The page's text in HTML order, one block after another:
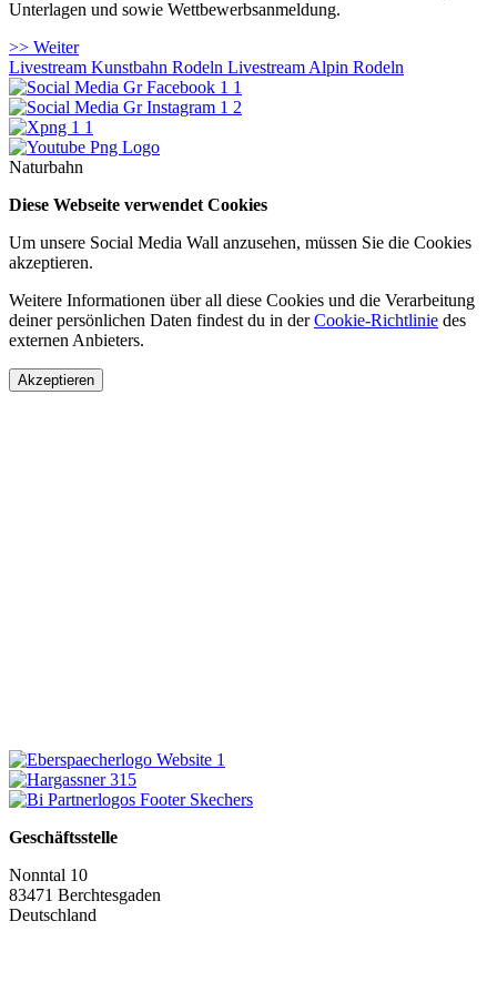
Unterlagen und sowie Wettbewerbsanmeldung.
>> Weiter
Livestream Kunstbahn Rodeln Livestream Alpin Rodeln
Naturbahn
Diese Webseite verwendet Cookies
Um unsere Social Media Wall anzusehen, müssen Sie die Cookies
akzeptieren.
Weitere Informationen über all diese Cookies und die Verarbeitung
deiner persönlichen Daten findest du in derCookie-Richtlinie des
externen Anbieters.
Akzeptieren
Geschäftsstelle
Nonntal 10
83471 Berchtesgaden
Deutschland